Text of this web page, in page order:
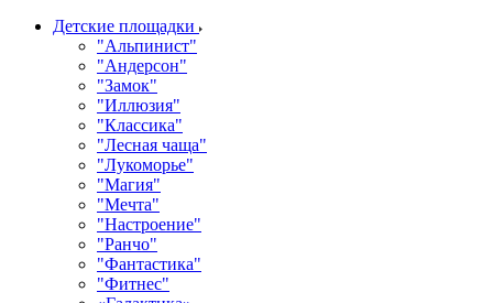
Детские площадки
"Альпинист"
"Андерсон"
"Замок"
"Иллюзия"
"Классика"
"Лесная чаща"
"Лукоморье"
"Магия"
"Мечта"
"Настроение"
"Ранчо"
"Фантастика"
"Фитнес"